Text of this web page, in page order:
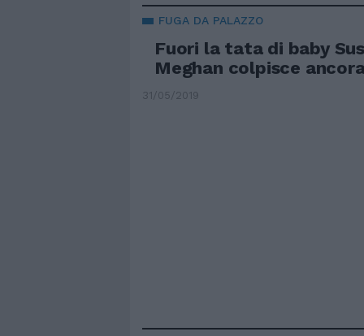
FUGA DA PALAZZO
Fuori la tata di baby
Meghan colpisce
31/05/2019